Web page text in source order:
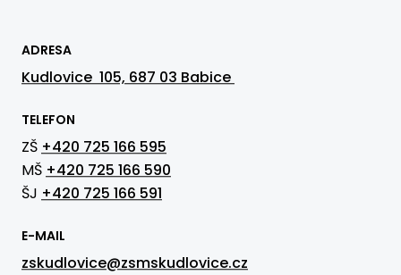
ADRESA
Kudlovice 105, 687 03 Babice
TELEFON
ZŠ +420 725 166 595
MŠ +420 725 166 590
ŠJ +420 725 166 591
E-MAIL
zskudlovice@zsmskudlovice.cz